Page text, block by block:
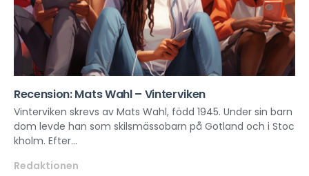
Recension: Mats Wahl – Vinterviken
Vinterviken skrevs av Mats Wahl, född 1945. Under sin barn
dom levde han som skilsmässobarn på Gotland och i Stoc
kholm. Efter...
Redaktionen